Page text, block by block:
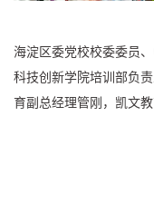
海淀区委党校校委委员
科技创新学院培训部负
育副总经理管刚，凯文